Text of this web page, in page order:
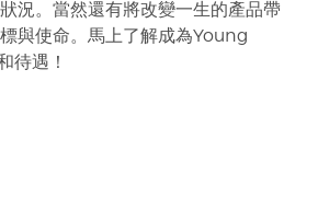
況。當然還有將改變一生的產品帶
與使命。馬上了解成為Young
待遇！